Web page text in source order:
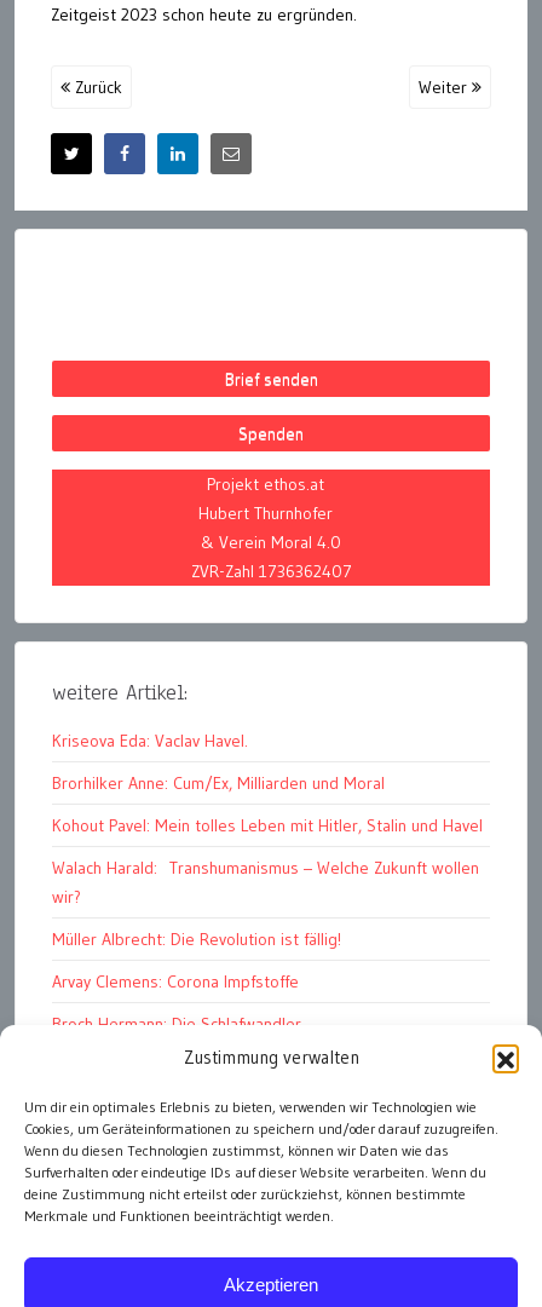
Zustimmung verwalten
Um dir ein optimales Erlebnis zu bieten, verwenden wir Technologien wie
Cookies, um Geräteinformationen zu speichern und/oder darauf zuzugreifen.
Wenn du diesen Technologien zustimmst, können wir Daten wie das
Surfverhalten oder eindeutige IDs auf dieser Website verarbeiten. Wenn du
deine Zustimmung nicht erteilst oder zurückziehst, können bestimmte
Merkmale und Funktionen beeinträchtigt werden.
Akzeptieren
Zeitgeist 2023 schon heute zu ergründen.
Zurück Weiter
Brief senden
Spenden
Projekt ethos.at
Hubert Thurnhofer
& Verein Moral 4.0
ZVR-Zahl 1736362407
weitere Artikel:
Kriseova Eda: Vaclav Havel.
Brorhilker Anne: Cum/Ex, Milliarden und Moral
Kohout Pavel: Mein tolles Leben mit Hitler, Stalin und Havel
Walach Harald: Transhumanismus – Welche Zukunft wollen
wir?
Müller Albrecht: Die Revolution ist fällig!
Arvay Clemens: Corona Impfstoffe
Broch Hermann: Die Schlafwandler
Kohout Pavel: Ende der Großen Ferien
Bonelli Raphael: Kopflos
Luczak Andreas: Deutschlands Energiewende
alle Artikel